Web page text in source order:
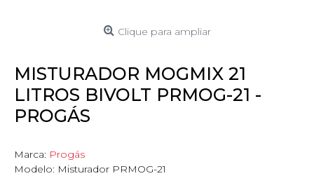
Clique para ampliar
MISTURADOR MOGMIX 21
LITROS BIVOLT PRMOG-21 -
PROGÁS
Marca: Progás
Modelo: Misturador PRMOG-21